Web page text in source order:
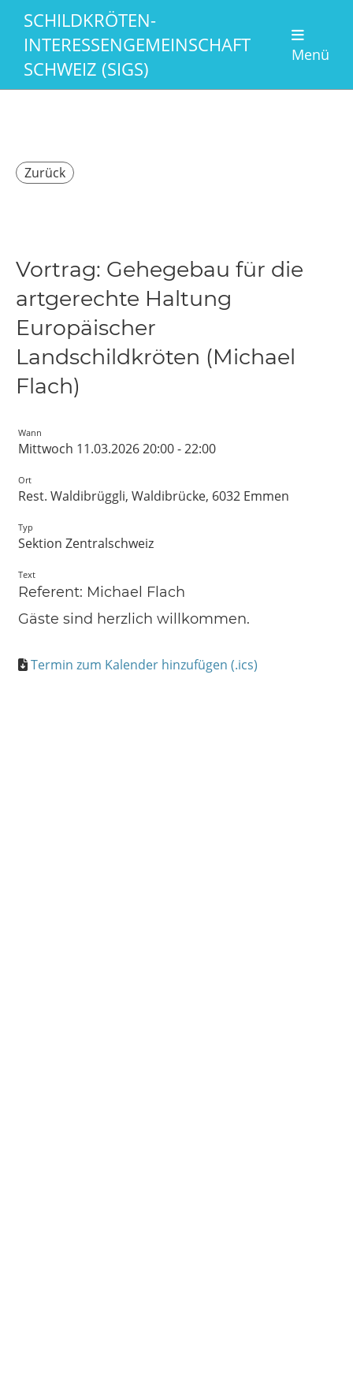
SCHILDKRÖTEN-
INTERESSENGEMEINSCHAFT
SCHWEIZ (SIGS)
Menü
Zurück
Vortrag: Gehegebau für die
artgerechte Haltung
Europäischer
Landschildkröten (Michael
Flach)
Wann
Mittwoch 11.03.2026 20:00 - 22:00
Ort
Rest. Waldibrüggli, Waldibrücke, 6032 Emmen
Typ
Sektion Zentralschweiz
Text
Referent: Michael Flach
Gäste sind herzlich willkommen.
Termin zum Kalender hinzufügen (.ics)